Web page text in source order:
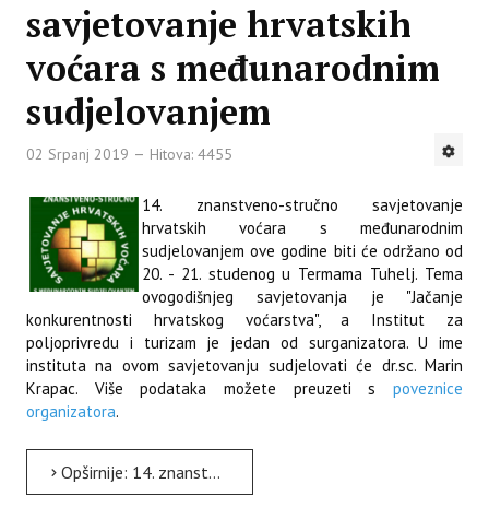
savjetovanje hrvatskih
voćara s međunarodnim
sudjelovanjem
02 Srpanj 2019 Hitova: 4455
14. znanstveno-stručno savjetovanje
hrvatskih voćara s međunarodnim
sudjelovanjem ove godine biti će održano od
20. - 21. studenog u Termama Tuhelj. Tema
ovogodišnjeg savjetovanja je "Jačanje
konkurentnosti hrvatskog voćarstva", a Institut za
poljoprivredu i turizam je jedan od surganizatora. U ime
instituta na ovom savjetovanju sudjelovati će dr.sc. Marin
Krapac. Više podataka možete preuzeti s poveznice
organizatora.
Opširnije: 14. znanstveno-stručno savjetovanje hrvatskih voćara s međunarodnim sudjelovanjem